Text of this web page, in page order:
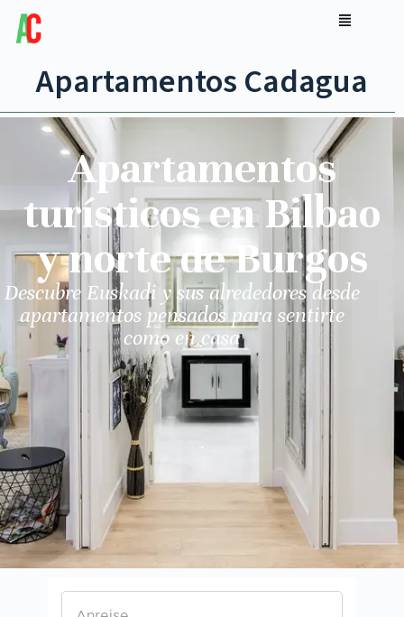
Apartamentos Cadagua
Apartamentos
turísticos en Bilbao
y norte de Burgos
Descubre Euskadi y sus alrededores desde
apartamentos pensados para sentirte
como en casa